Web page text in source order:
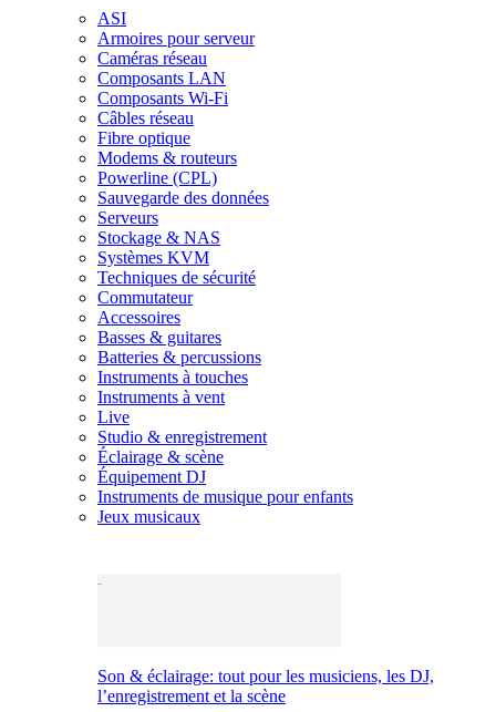
ASI
Armoires pour serveur
Caméras réseau
Composants LAN
Composants Wi-Fi
Câbles réseau
Fibre optique
Modems & routeurs
Powerline (CPL)
Sauvegarde des données
Serveurs
Stockage & NAS
Systèmes KVM
Techniques de sécurité
Commutateur
Accessoires
Basses & guitares
Batteries & percussions
Instruments à touches
Instruments à vent
Live
Studio & enregistrement
Éclairage & scène
Équipement DJ
Instruments de musique pour enfants
Jeux musicaux
Son & éclairage: tout pour les musiciens, les DJ,
l’enregistrement et la scène